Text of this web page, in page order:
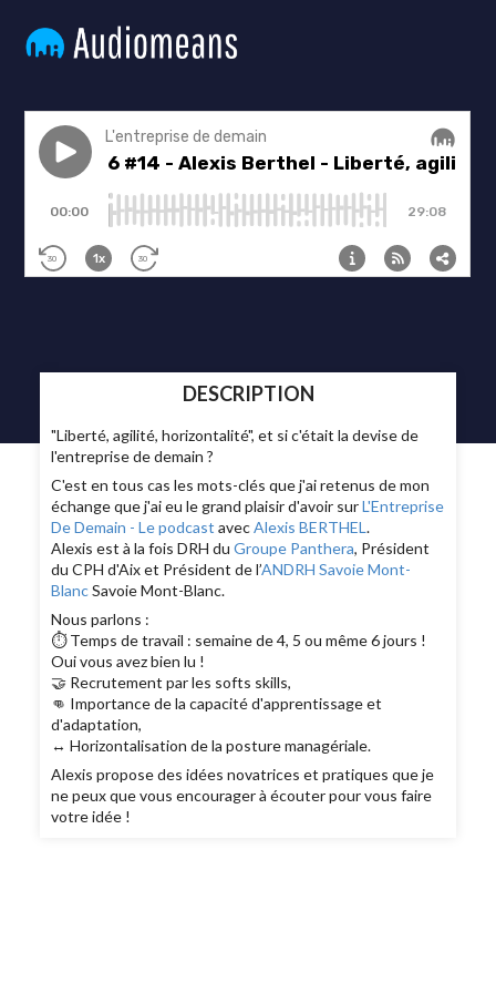
DESCRIPTION
"Liberté, agilité, horizontalité", et si c'était la devise de
l'entreprise de demain ?
C'est en tous cas les mots-clés que j'ai retenus de mon
échange que j'ai eu le grand plaisir d'avoir surL'Entreprise
De Demain - Le podcast avecAlexis BERTHEL.
Alexis est à la fois DRH duGroupe Panthera, Président
du CPH d'Aix et Président de l’ANDRH Savoie Mont-
BlancSavoie Mont-Blanc.
Nous parlons :
⏱ Temps de travail : semaine de 4, 5 ou même 6 jours !
Oui vous avez bien lu !
🤝 Recrutement par les softs skills,
👊 Importance de la capacité d'apprentissage et
d'adaptation,
↔ Horizontalisation de la posture managériale.
Alexis propose des idées novatrices et pratiques que je
ne peux que vous encourager à écouter pour vous faire
votre idée !